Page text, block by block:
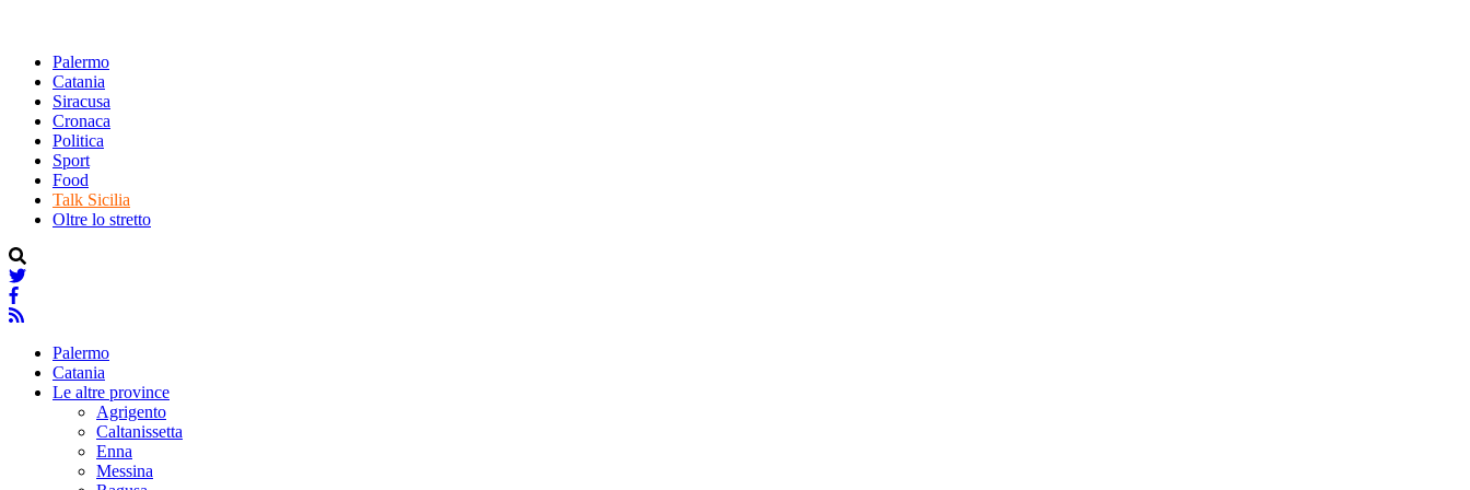
Palermo
Catania
Siracusa
Cronaca
Politica
Sport
Food
Talk Sicilia
Oltre lo stretto
Palermo
Catania
Le altre province
Agrigento
Caltanissetta
Enna
Messina